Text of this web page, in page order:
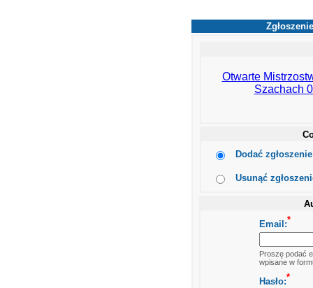
Otwarte
Szachach
Dodać
Usunąć
Email:*
Proszę podać
wpisane w
Hasło:*